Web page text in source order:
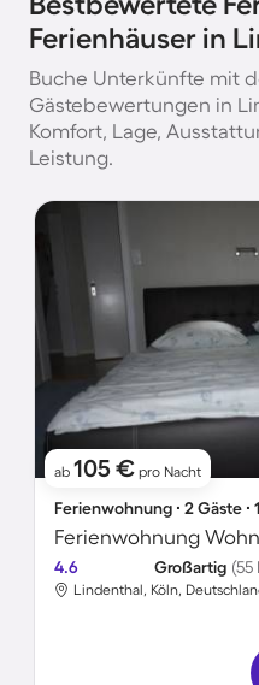
Ferienhäuser in
Buche Unterkünfte mit
Gästebewertungen in
Komfort, Lage,
Leistung.
ab 105 € pro Nacht
Ferienwohnung ∙ 2 Gäste ∙
Ferienwohnung
4.6 Großartig
Lindenthal, Köln,